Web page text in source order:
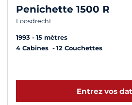
Penichette 1500 R
Loosdrecht
1993
15 mètres
4 Cabines
12 Couchettes
Entrez vos